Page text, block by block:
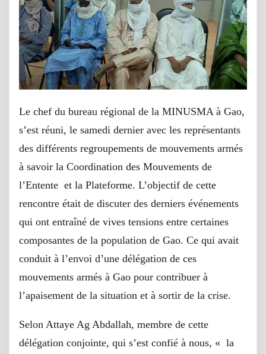
Le chef du bureau régional de la MINUSMA à Gao,
s’est réuni, le samedi dernier avec les représentants
des différents regroupements de mouvements armés
à savoir la Coordination des Mouvements de
l’Entente et la Plateforme. L’objectif de cette
rencontre était de discuter des derniers événements
qui ont entraîné de vives tensions entre certaines
composantes de la population de Gao. Ce qui avait
conduit à l’envoi d’une délégation de ces
mouvements armés à Gao pour contribuer à
l’apaisement de la situation et à sortir de la crise.
Selon Attaye Ag Abdallah, membre de cette
délégation conjointe, qui s’est confié à nous, « la